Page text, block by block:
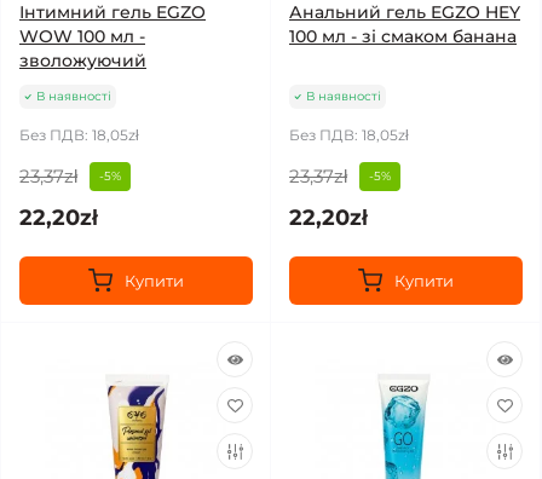
Інтимний гель EGZO
WOW 100 мл -
зволожуючий
В наявності
Без ПДВ: 18,05zł
23,37zł -5%
22,20zł
Купити
Анальний гель EGZO HEY
100 мл - зі смаком банана
В наявності
Без ПДВ: 18,05zł
23,37zł -5%
22,20zł
Купити